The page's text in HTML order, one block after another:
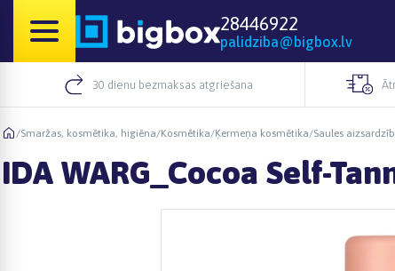
28446922
palidziba@bigbox.lv
30 dienu bezmaksas atgriešana
/Smaržas, kosmētika, higiēna/Kosmētika/Ķermeņa kosmētika/Saules
IDA WARG_Cocoa Self-